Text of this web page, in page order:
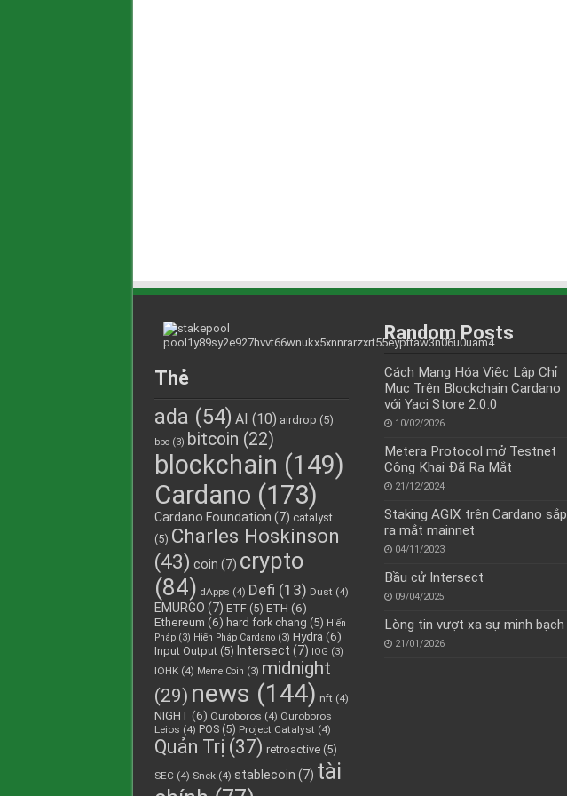
Thẻ
ada (54) AI (10) airdrop (5)
bbo(3) bitcoin (22)
blockchain (149)
Cardano (173)
Cardano Foundation (7) catalyst
(5) Charles Hoskinson
(43) coin (7) crypto
(84) dApps (4) Defi (13) Dust (4)
EMURGO (7) ETF(5) ETH (6)
Ethereum (6) hard fork chang (5) Hiến
Pháp(3) Hiến Pháp Cardano(3) Hydra (6)
Input Output(5) Intersect (7) IOG (3)
IOHK(4) Meme Coin (3) midnight
(29) news (144) nft (4)
NIGHT (6) Ouroboros (4) Ouroboros
Leios (4) POS(5) Project Catalyst (4)
Quản Trị (37) retroactive(5)
SEC (4) Snek(4) stablecoin (7) tài
Random Posts
Cách Mạng Hóa Việc Lập Chỉ
Mục Trên Blockchain Cardano
với Yaci Store 2.0.0
10/02/2026
Metera Protocol mở Testnet
Công Khai Đã Ra Mắt
21/12/2024
Staking AGIX trên Cardano sắp
ra mắt mainnet
04/11/2023
Bầu cử Intersect
09/04/2025
Lòng tin vượt xa sự minh bạch
21/01/2026